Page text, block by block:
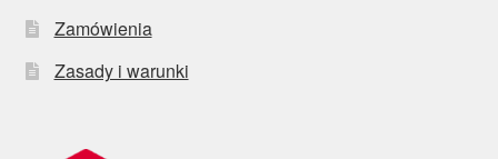
Zamówienia
Zasady i warunki